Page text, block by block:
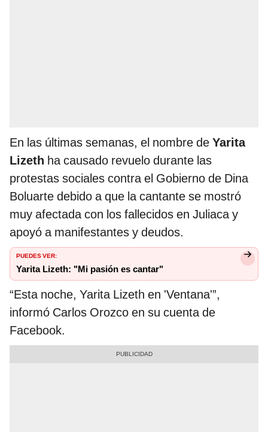
En las últimas semanas, el nombre de Yarita
Lizeth ha causado revuelo durante las
protestas sociales contra el Gobierno de Dina
Boluarte debido a que la cantante se mostró
muy afectada con los fallecidos en Juliaca y
apoyó a manifestantes y deudos.
PUEDES VER:
Yarita Lizeth: "Mi pasión es cantar"
“Esta noche, Yarita Lizeth en 'Ventana'”,
informó Carlos Orozco en su cuenta de
Facebook.